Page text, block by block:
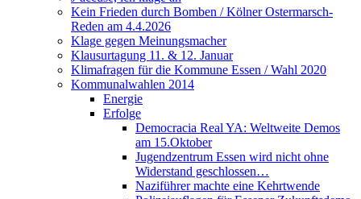
Kein Frieden durch Bomben / Kölner Ostermarsch-
Reden am 4.4.2026
Klage gegen Meinungsmacher
Klausurtagung 11. & 12. Januar
Klimafragen für die Kommune Essen / Wahl 2020
Kommunalwahlen 2014
Energie
Erfolge
Democracia Real YA: Weltweite Demos
am 15.Oktober
Jugendzentrum Essen wird nicht ohne
Widerstand geschlossen…
Naziführer machte eine Kehrtwende